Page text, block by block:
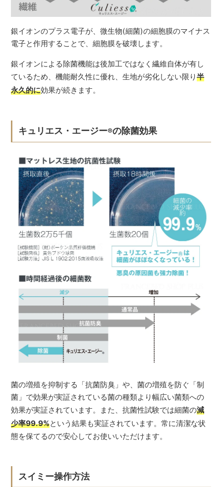
銀イオンのプラス電子が、微生物(細菌)の細胞膜のマイナス
電子と作用することで、細胞膜を破壊します。
銀イオンによる除菌機能は後加工ではなく繊維自体が有し
ているため、機能耐久性に優れ、生地が劣化しない限り半
永久的に効果が続きます。
キュリエス・エージー®の除菌効果
菌の増殖を抑制する「抗菌防臭」や、菌の増殖を防ぐ「制
菌」で効果が実証されている菌の種類より幅広い菌類への
効果が実証されています。また、抗菌性試験では細菌の減
少率99.9%という結果も実証されています。常に清潔な状
態を保てるので安心してお使いいただけます。
スイミー操作方法